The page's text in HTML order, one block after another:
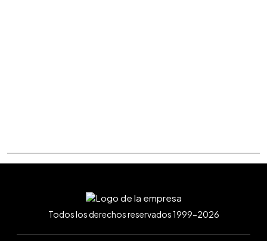
Todos los derechos reservados 1999-2026